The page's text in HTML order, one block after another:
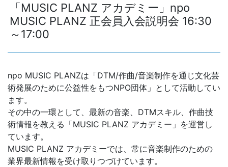
「MUSIC PLANZ アカデミー」npo
MUSIC PLANZ 正会員入会説明会 16:30
～17:00
npo MUSIC PLANZは「DTM/作曲/音楽制作を通じ文化芸
術発展のために公益性をもつNPO団体」として活動してい
ます。
その中の一環として、最新の音楽、DTMスキル、作曲技
術情報を教える「MUSIC PLANZ アカデミー」を運営し
ています。
MUSIC PLANZ アカデミーでは、常に音楽制作のための
業界最新情報を受け取りつづけています。